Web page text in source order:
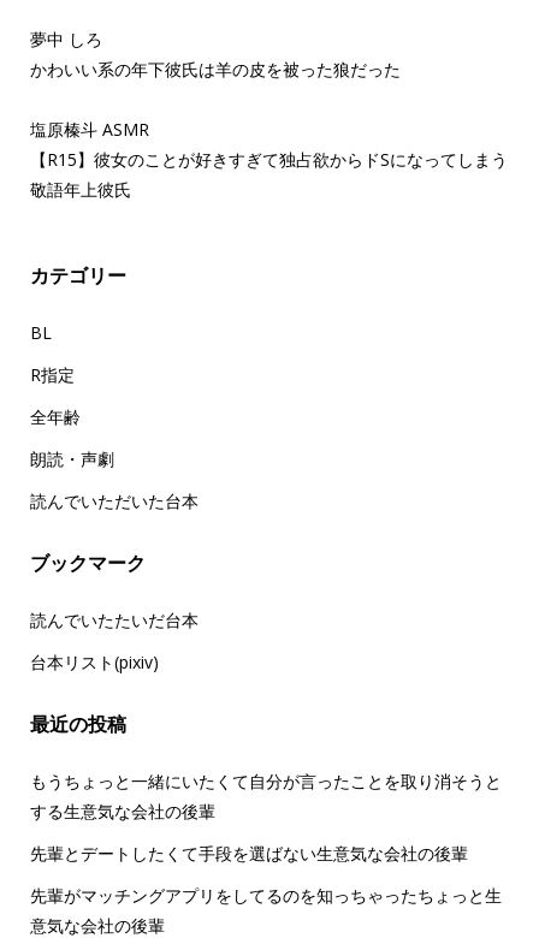
夢中 しろ
かわいい系の年下彼氏は羊の皮を被った狼だった
塩原榛斗 ASMR
【R15】彼女のことが好きすぎて独占欲からドSになってしまう
敬語年上彼氏
カテゴリー
BL
R指定
全年齢
朗読・声劇
読んでいただいた台本
ブックマーク
読んでいたたいだ台本
台本リスト(pixiv)
最近の投稿
もうちょっと一緒にいたくて自分が言ったことを取り消そうと
する生意気な会社の後輩
先輩とデートしたくて手段を選ばない生意気な会社の後輩
先輩がマッチングアプリをしてるのを知っちゃったちょっと生
意気な会社の後輩